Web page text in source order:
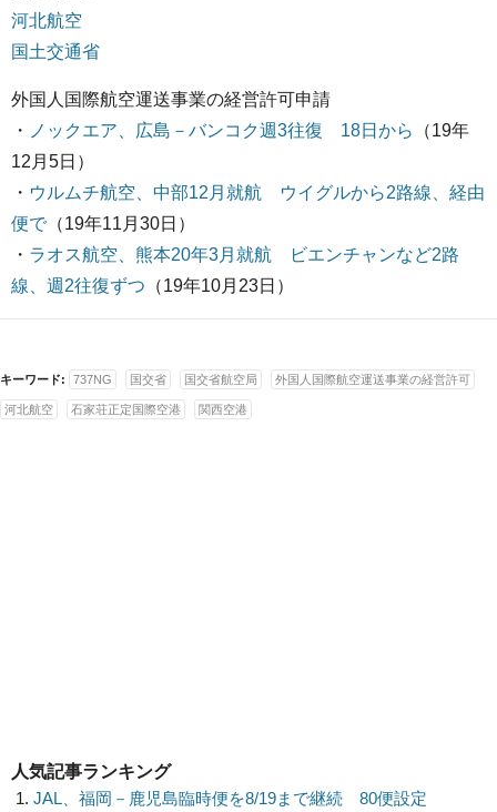
河北航空
国土交通省
外国人国際航空運送事業の経営許可申請
・ ノックエア、広島－バンコク週3往復 18日から
（19年
12月5日）
・ ウルムチ航空、中部12月就航 ウイグルから2路線、経由
便で（19年11月30日）
・ ラオス航空、熊本20年3月就航 ビエンチャンなど2路
線、週2往復ずつ （19年10月23日）
キーワード: 737NG 国交省 国交省航空局 外国人国際航空運送事業の経営許可
河北航空 石家荘正定国際空港 関西空港
人気記事ランキング
JAL、福岡－鹿児島臨時便を8/19まで継続 80便設定